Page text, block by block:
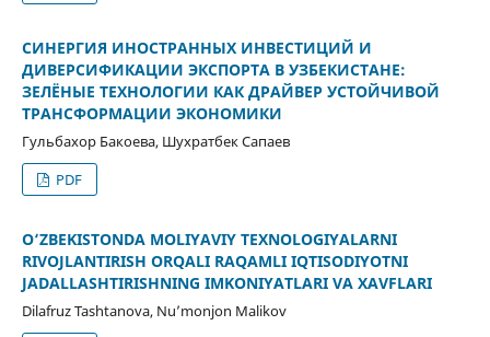
СИНЕРГИЯ ИНОСТРАННЫХ ИНВЕСТИЦИЙ И
ДИВЕРСИФИКАЦИИ ЭКСПОРТА В УЗБЕКИСТАНЕ:
ЗЕЛЁНЫЕ ТЕХНОЛОГИИ КАК ДРАЙВЕР УСТОЙЧИВОЙ
ТРАНСФОРМАЦИИ ЭКОНОМИКИ
Гульбахор Бакоева, Шухратбек Сапаев
PDF
O‘ZBEKISTONDA MOLIYAVIY TEXNOLOGIYALARNI
RIVOJLANTIRISH ORQALI RAQAMLI IQTISODIYOTNI
JADALLASHTIRISHNING IMKONIYATLARI VA XAVFLARI
Dilafruz Tashtanova, Nu’monjon Malikov